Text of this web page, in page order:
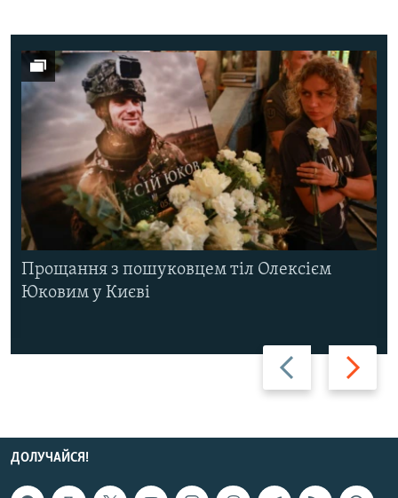
Назад Вперед
Прощання з пошуковцем тіл Олексієм
Юковим у Києві
ДОЛУЧАЙСЯ!